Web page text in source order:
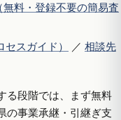
料・登録不要の簡易査
スガイド）
／ 相談先
る段階では、まず無料
の事業承継・引継ぎ支